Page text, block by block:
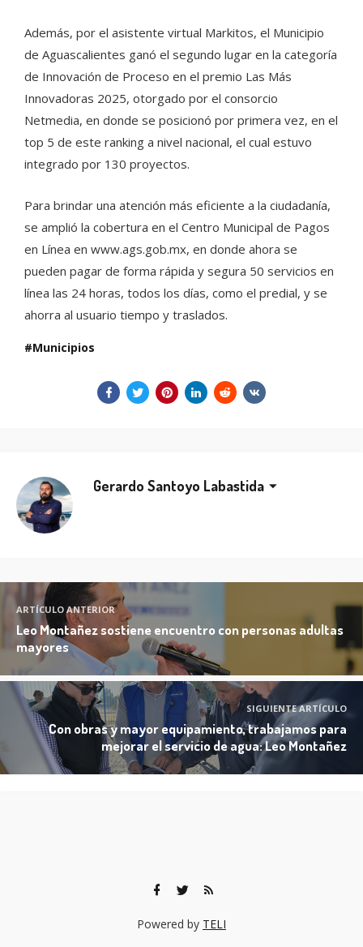
Además, por el asistente virtual Markitos, el Municipio
de Aguascalientes ganó el segundo lugar en la categoría
de Innovación de Proceso en el premio Las Más
Innovadoras 2025, otorgado por el consorcio
Netmedia, en donde se posicionó por primera vez, en el
top 5 de este ranking a nivel nacional, el cual estuvo
integrado por 130 proyectos.
Para brindar una atención más eficiente a la ciudadanía,
se amplió la cobertura en el Centro Municipal de Pagos
en Línea en www.ags.gob.mx, en donde ahora se
pueden pagar de forma rápida y segura 50 servicios en
línea las 24 horas, todos los días, como el predial, y se
ahorra al usuario tiempo y traslados.
Municipios
Gerardo Santoyo Labastida
ARTÍCULO ANTERIOR
Leo Montañez sostiene encuentro con personas adultas
mayores
SIGUIENTE ARTÍCULO
Con obras y mayor equipamiento, trabajamos para
mejorar el servicio de agua: Leo Montañez
Powered by TELI